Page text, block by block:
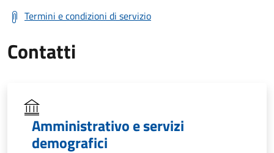
Termini e condizioni di servizio
Contatti
Amministrativo e servizi
demografici